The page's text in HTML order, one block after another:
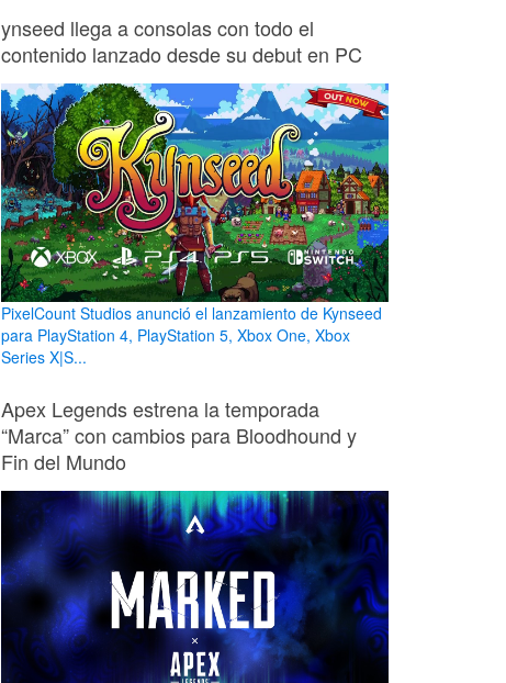
ynseed llega a consolas con todo el
contenido lanzado desde su debut en PC
PixelCount Studios anunció el lanzamiento de Kynseed
para PlayStation 4, PlayStation 5, Xbox One, Xbox
Series X|S...
Apex Legends estrena la temporada
“Marca” con cambios para Bloodhound y
Fin del Mundo